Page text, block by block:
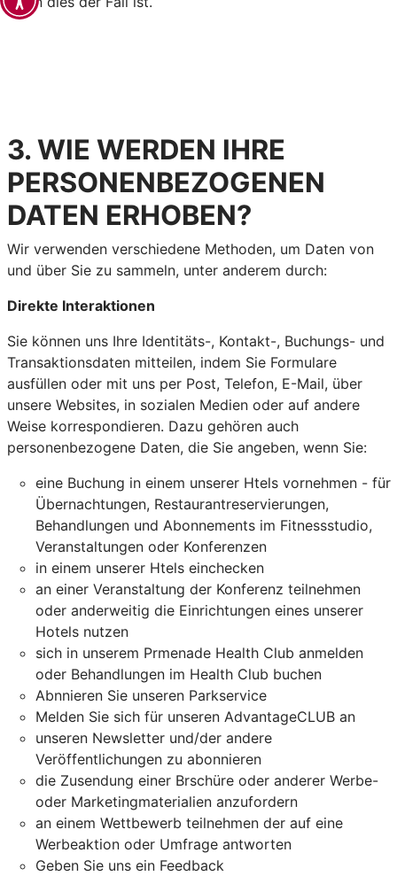
3. WIE WERDEN IHRE
PERSONENBEZOGENEN
DATEN ERHOBEN?
Wir verwenden verschiedene Methoden, um Daten von
und über Sie zu sammeln, unter anderem durch:
Direkte Interaktionen
Sie können uns Ihre Identitäts-, Kontakt-, Buchungs- und
Transaktionsdaten mitteilen, indem Sie Formulare
ausfüllen oder mit uns per Post, Telefon, E-Mail, über
unsere Websites, in sozialen Medien oder auf andere
Weise korrespondieren. Dazu gehören auch
personenbezogene Daten, die Sie angeben, wenn Sie:
eine Buchung in einem unserer Htels vornehmen - für
Übernachtungen, Restaurantreservierungen,
Behandlungen und Abonnements im Fitnessstudio,
Veranstaltungen oder Konferenzen
in einem unserer Htels einchecken
an einer Veranstaltung der Konferenz teilnehmen
oder anderweitig die Einrichtungen eines unserer
Hotels nutzen
sich in unserem Prmenade Health Club anmelden
oder Behandlungen im Health Club buchen
Abnnieren Sie unseren Parkservice
Melden Sie sich für unseren AdvantageCLUB an
unseren Newsletter und/der andere
Veröffentlichungen zu abonnieren
die Zusendung einer Brschüre oder anderer Werbe-
oder Marketingmaterialien anzufordern
an einem Wettbewerb teilnehmen der auf eine
Werbeaktion oder Umfrage antworten
Geben Sie uns ein Feedback